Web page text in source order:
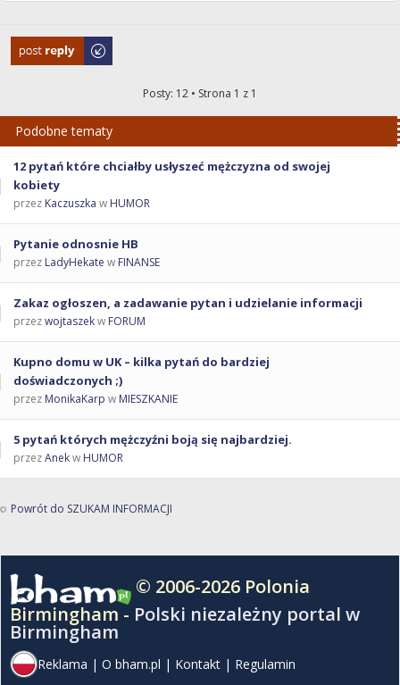
Odpowiedz
Posty: 12 • Strona 1 z 1
Podobne tematy
12 pytań które chciałby usłyszeć mężczyzna od swojej
kobiety
przez Kaczuszka w HUMOR
Pytanie odnosnie HB
przez LadyHekate w FINANSE
Zakaz ogłoszen, a zadawanie pytan i udzielanie informacji
przezwojtaszekw FORUM
Kupno domu w UK – kilka pytań do bardziej
doświadczonych ;)
przez MonikaKarp w MIESZKANIE
5 pytań których mężczyźni boją się najbardziej.
przezAnekw HUMOR
Powrót do SZUKAM INFORMACJI
© 2006-2026 Polonia
Birmingham - Polski niezależny portal w
Birmingham
Reklama | O bham.pl | Kontakt | Regulamin